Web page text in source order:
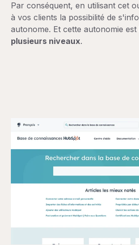
Par conséquent, en utilisant cet
à vos clients la possibilité de
autonome. Et cette autonomie est
plusieurs niveaux.